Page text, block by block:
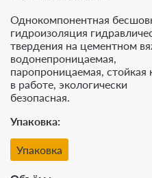
Однокомпонентная
гидроизоляция
твердения на цементном
водонепроницаемая,
паропроницаемая,
в работе, экологически
безопасная.
Упаковка
Упаковка